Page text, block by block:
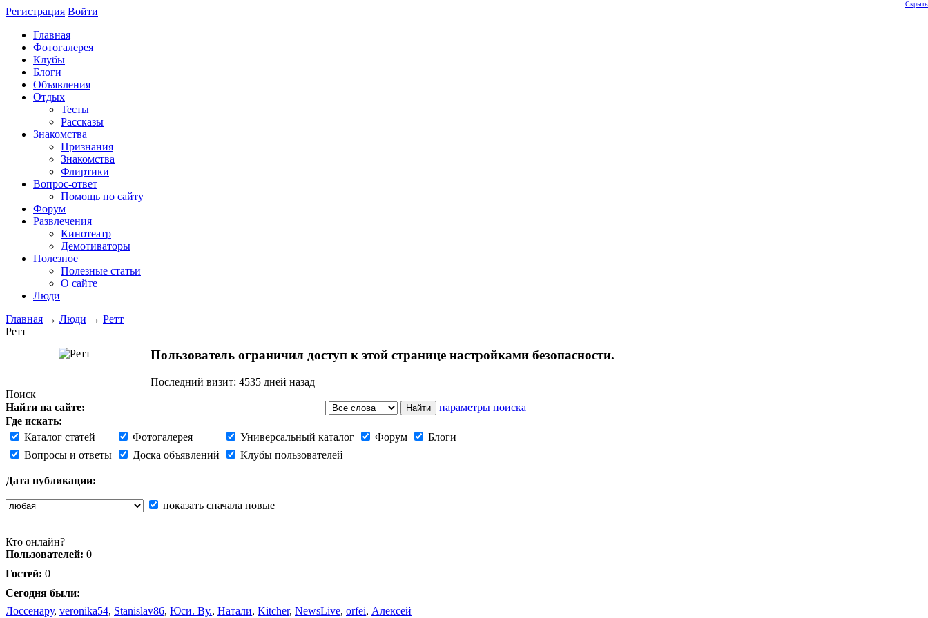
Регистрация Войти
Главная
Фотогалерея
Клубы
Блоги
Объявления
Отдых
Тесты
Рассказы
Знакомства
Признания
Знакомства
Флиртики
Вопрос-ответ
Помощь по сайту
Форум
Развлечения
Кинотеатр
Демотиваторы
Полезное
Полезные статьи
О сайте
Люди
Главная → Люди → Ретт
Ретт
Пользователь ограничил доступ к этой странице настройками безопасности.
Последний визит: 4535 дней назад
Поиск
Найти на сайте:
параметры поиска
Где искать:
Каталог статей
Фотогалерея Универсальный каталог Форум
Блоги
Вопросы и ответы
Доска объявлений Клубы пользователей
Дата публикации:
показать сначала новые
Скрыть
Кто онлайн?
Пользователей: 0
Гостей: 0
Сегодня были:
Лоссенару, veronika54, Stanislav86, Юси. Ву., Натали, Kitcher, NewsLive, orfei, Алексей